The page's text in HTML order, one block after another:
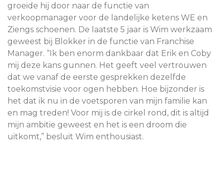
groeide hij door naar de functie van
verkoopmanager voor de landelijke ketens WE en
Ziengs schoenen. De laatste 5 jaar is Wim werkzaam
geweest bij Blokker in de functie van Franchise
Manager. “Ik ben enorm dankbaar dat Erik en Coby
mij deze kans gunnen. Het geeft veel vertrouwen
dat we vanaf de eerste gesprekken dezelfde
toekomstvisie voor ogen hebben. Hoe bijzonder is
het dat ik nu in de voetsporen van mijn familie kan
en mag treden! Voor mij is de cirkel rond, dit is altijd
mijn ambitie geweest en het is een droom die
uitkomt,” besluit Wim enthousiast.